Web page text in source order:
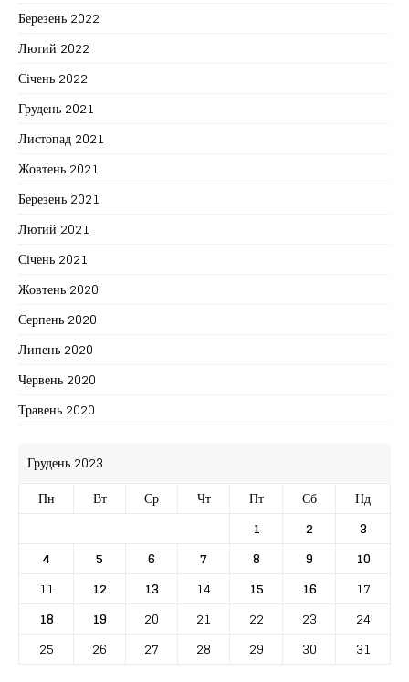
Березень 2022
Лютий 2022
Січень 2022
Грудень 2021
Листопад 2021
Жовтень 2021
Березень 2021
Лютий 2021
Січень 2021
Жовтень 2020
Серпень 2020
Липень 2020
Червень 2020
Травень 2020
Грудень 2023
Пн
Вт Ср Чт Пт Сб
Нд
1
2
3
4
5 6 7 8 9
10
11
12 13 14 15 16
17
18
19 20 21 22 23
24
25
26 27 28 29 30
31